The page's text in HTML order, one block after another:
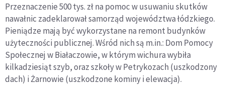
Przeznaczenie 500 tys. zł na pomoc w usuwaniu skutków
nawałnic zadeklarował samorząd województwa łódzkiego.
Pieniądze mają być wykorzystane na remont budynków
użyteczności publicznej. Wśród nich są m.in.: Dom Pomocy
Społecznej w Białaczowie, w którym wichura wybiła
kilkadziesiąt szyb, oraz szkoły w Petrykozach (uszkodzony
dach) i Żarnowie (uszkodzone kominy i elewacja).